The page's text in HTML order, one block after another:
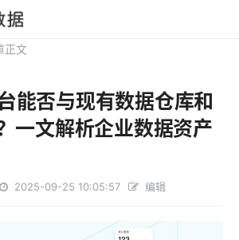
正文
能否与现有数据仓库和
一文解析企业数据资产
2025-09-25 10:05:57 编辑